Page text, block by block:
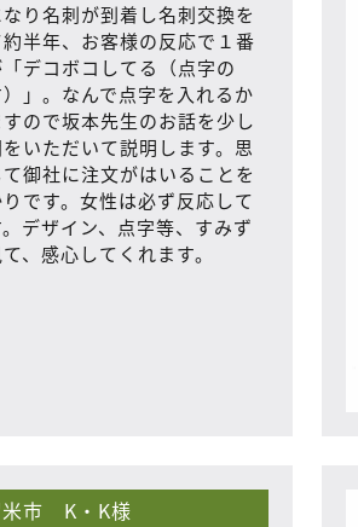
り名刺が到着し名刺交換を
約半年、お客様の反応で１番
デコボコしてる（点字の
」。なんで点字を入れるか
ので坂本先生のお話を少し
いただいて説明します。思
御社に注文がはいることを
です。女性は必ず反応して
デザイン、点字等、すみず
、感心してくれます。
米市 K・K様